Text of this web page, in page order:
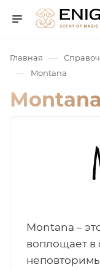
/ Нишевая
Главная —
— Montana
Montana
Montana –
воплощает в